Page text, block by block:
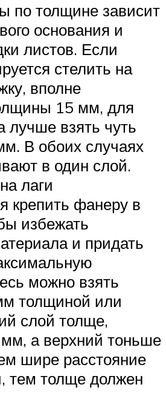
по толщине зависит
основания и
листов. Если
стелить на
вполне
15 мм, для
лучше взять чуть
В обоих случаях
в один слой.
лаги
крепить фанеру в
избежать
и придать
можно взять
толщиной или
слой толще,
а верхний тоньше
шире расстояние
тем толще должен